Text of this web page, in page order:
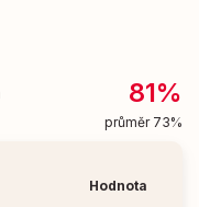
81%
průměr 73%
Hodnota